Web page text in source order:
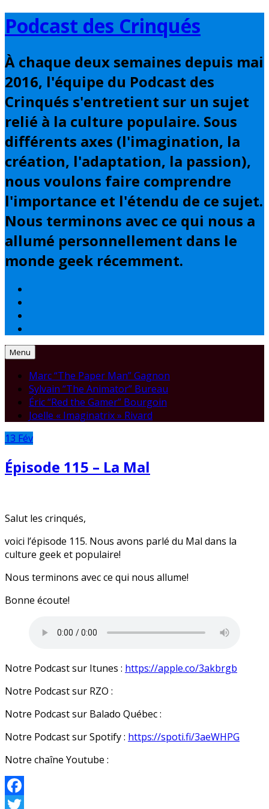
Basculer
vers
contenu
Podcast des Crinqués
À chaque deux semaines depuis mai
2016, l'équipe du Podcast des
Crinqués s'entretient sur un sujet
relié à la culture populaire. Sous
différents axes (l'imagination, la
création, l'adaptation, la passion),
nous voulons faire comprendre
l'importance et l'étendu de ce sujet.
Nous terminons avec ce qui nous a
allumé personnellement dans le
monde geek récemment.
Menu
Marc “The Paper Man” Gagnon
Sylvain “The Animator” Bureau
Éric “Red the Gamer” Bourgoin
Joelle « Imaginatrix » Rivard
13 Fév
Épisode 115 – La Mal
Salut les crinqués,
voici l’épisode 115. Nous avons parlé du Mal dans la
culture geek et populaire!
Nous terminons avec ce qui nous allume!
Bonne écoute!
Notre Podcast sur Itunes : https://apple.co/3akbrgb
Notre Podcast sur RZO :
Notre Podcast sur Balado Québec :
Notre Podcast sur Spotify : https://spoti.fi/3aeWHPG
Notre chaîne Youtube :
Facebook